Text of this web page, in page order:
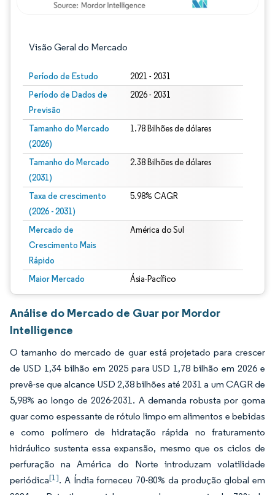
Visão Geral do Mercado
Período de Estudo 2021 - 2031
Período de Dados de
Previsão
2026 - 2031
Tamanho do Mercado
(2026)
1.78 Bilhões de dólares
Tamanho do Mercado
(2031)
2.38 Bilhões de dólares
Taxa de crescimento
(2026 - 2031)
5.98% CAGR
Mercado de
Crescimento Mais
Rápido
América do Sul
Maior Mercado Ásia-Pacífico
Análise do Mercado de Guar por Mordor
Intelligence
O tamanho do mercado de guar está projetado para crescer
de USD 1,34 bilhão em 2025 para USD 1,78 bilhão em 2026 e
prevê-se que alcance USD 2,38 bilhões até 2031 a um CAGR de
5,98% ao longo de 2026-2031. A demanda robusta por goma
guar como espessante de rótulo limpo em alimentos e bebidas
e como polímero de hidratação rápida no fraturamento
hidráulico sustenta essa expansão, mesmo que os ciclos de
perfuração na América do Norte introduzam volatilidade
periódica[1]. A Índia forneceu 70-80% da produção global em